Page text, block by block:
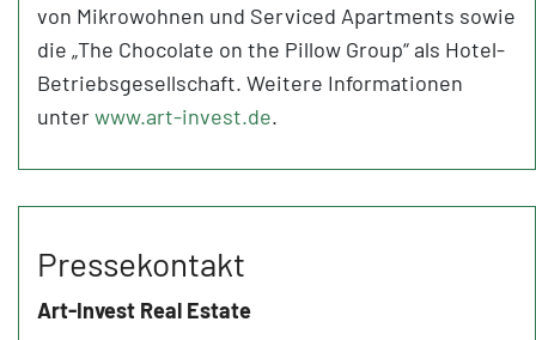
von Mikrowohnen und Serviced Apartments sowie
die „The Chocolate on the Pillow Group“ als Hotel-
Betriebsgesellschaft. Weitere Informationen
unterwww.art-invest.de.
Pressekontakt
Art-Invest Real Estate